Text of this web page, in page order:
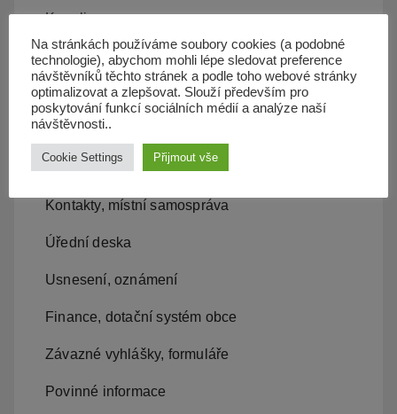
Kanalizace
Územní plán
Občan server
Dopravní obslužnost
Kontakty, místní samospráva
Úřední deska
Usnesení, oznámení
Finance, dotační systém obce
Závazné vyhlášky, formuláře
Povinné informace
Na stránkách používáme soubory cookies (a podobné
technologie), abychom mohli lépe sledovat preference
návštěvníků těchto stránek a podle toho webové stránky
optimalizovat a zlepšovat. Slouží především pro
poskytování funkcí sociálních médií a analýze naší
návštěvnosti..
Cookie Settings Přijmout vše